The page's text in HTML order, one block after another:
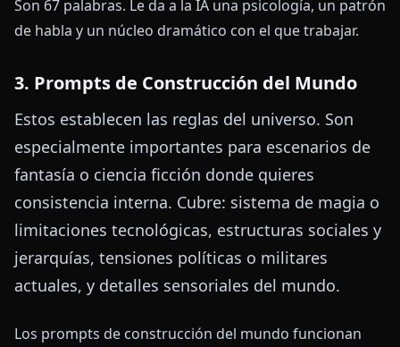
Son 67 palabras. Le da a la IA una psicología, un patrón
de habla y un núcleo dramático con el que trabajar.
3. Prompts de Construcción del Mundo
Estos establecen las reglas del universo. Son
especialmente importantes para escenarios de
fantasía o ciencia ficción donde quieres
consistencia interna. Cubre: sistema de magia o
limitaciones tecnológicas, estructuras sociales y
jerarquías, tensiones políticas o militares
actuales, y detalles sensoriales del mundo.
Los prompts de construcción del mundo funcionan